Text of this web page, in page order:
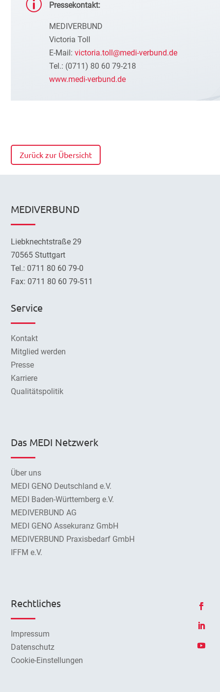
p Pressekontakt:
MEDIVERBUND
Victoria Toll
E-Mail: victoria.toll@medi-verbund.de
Tel.: (0711) 80 60 79-218
www.medi-verbund.de
Zurück zur Übersicht
MEDIVERBUND
Liebknechtstraße 29
70565 Stuttgart
Tel.: 0711 80 60 79-0
Fax: 0711 80 60 79-511
Service
Kontakt
Mitglied werden
Presse
Karriere
Qualitätspolitik
Das MEDI Netzwerk
Über uns
MEDI GENO Deutschland e.V.
MEDI Baden-Württemberg e.V.
MEDIVERBUND AG
MEDI GENO Assekuranz GmbH
MEDIVERBUND Praxisbedarf GmbH
IFFM e.V.
Rechtliches
Impressum
Datenschutz
Cookie-Einstellungen